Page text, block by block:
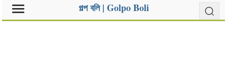
গল্প বলি | Golpo Boli